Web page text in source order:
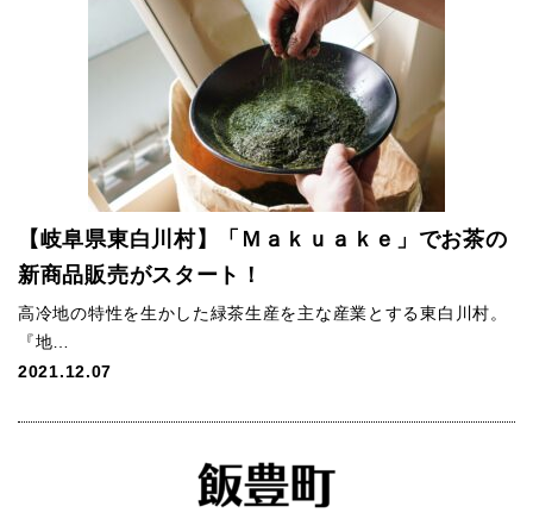
【岐阜県東白川村】「Ｍａｋｕａｋｅ」でお茶の
新商品販売がスタート！
高冷地の特性を生かした緑茶生産を主な産業とする東白川村。
『地…
2021.12.07